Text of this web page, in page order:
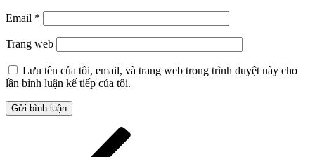
Email *
Trang web
Lưu tên của tôi, email, và trang web trong trình duyệt này cho
lần bình luận kế tiếp của tôi.